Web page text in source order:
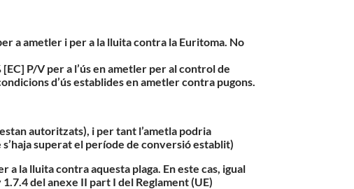
a ametler i per a la lluita contra la Euritoma. No
P/V per a l’ús en ametler per al control de
d’ús establides en ametler contra pugons.
autoritzats), i per tant l’ametla podria
superat el període de conversió establit)
la lluita contra aquesta plaga. En este cas, igual
del anexe II part I del Reglament (UE)